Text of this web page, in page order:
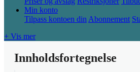
Min konto
Tilpass kontoen din Abonnement
+ Vis mer
Innholdsfortegnelse